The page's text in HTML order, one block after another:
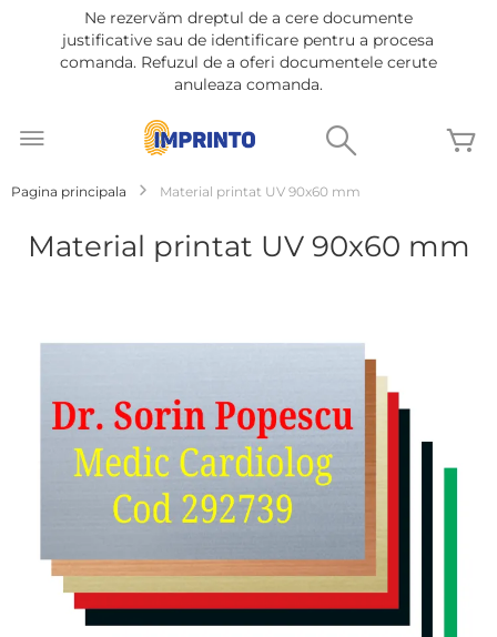
Ne rezervăm dreptul de a cere documente
justificative sau de identificare pentru a procesa
comanda. Refuzul de a oferi documentele cerute
anuleaza comanda.
la
Pagina principala Material printat UV 90x60 mm
Material printat UV 90x60 mm
galeriei